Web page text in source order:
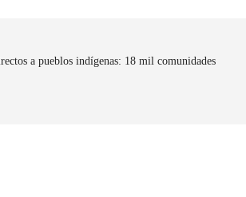
a pueblos indígenas: 18 mil comunidades